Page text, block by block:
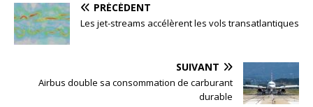
PRÉCÉDENT
Les jet-streams accélèrent les vols transatlantiques
SUIVANT
Airbus double sa consommation de carburant
durable